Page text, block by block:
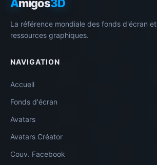
Amigos3D
La référence mondiale des fonds d'écran et
ressources graphiques.
NAVIGATION
Accueil
Fonds d'écran
Avatars
Avatars Créator
Couv. Facebook